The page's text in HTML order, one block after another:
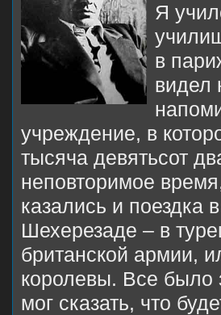
Я
в
видел
учреждение, в
тысяча девятьсот
неповторимое
казались и поездка
Шехерезаде – в
британской армии,
королевы. Все было
мог сказать, что